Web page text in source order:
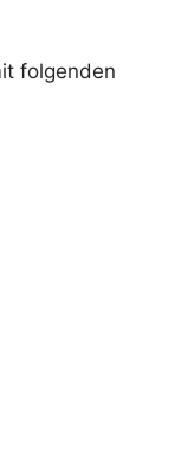
folgenden